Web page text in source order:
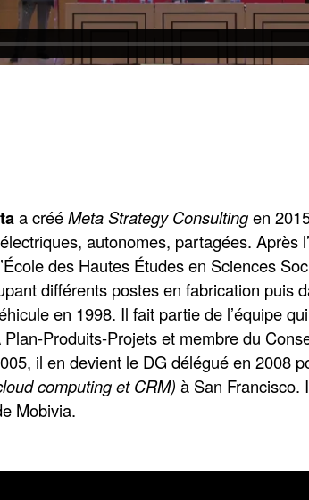
a crééMeta Strategy Consultingen
autonomes, partagées. Après
des Hautes Études en Sciences
différents postes en fabrication puis
en 1998. Il fait partie de l’équipe
Produits-Projets et membre du
il en devient le DG délégué en 2008
computing et CRM) à San Francisco.
Mobivia.